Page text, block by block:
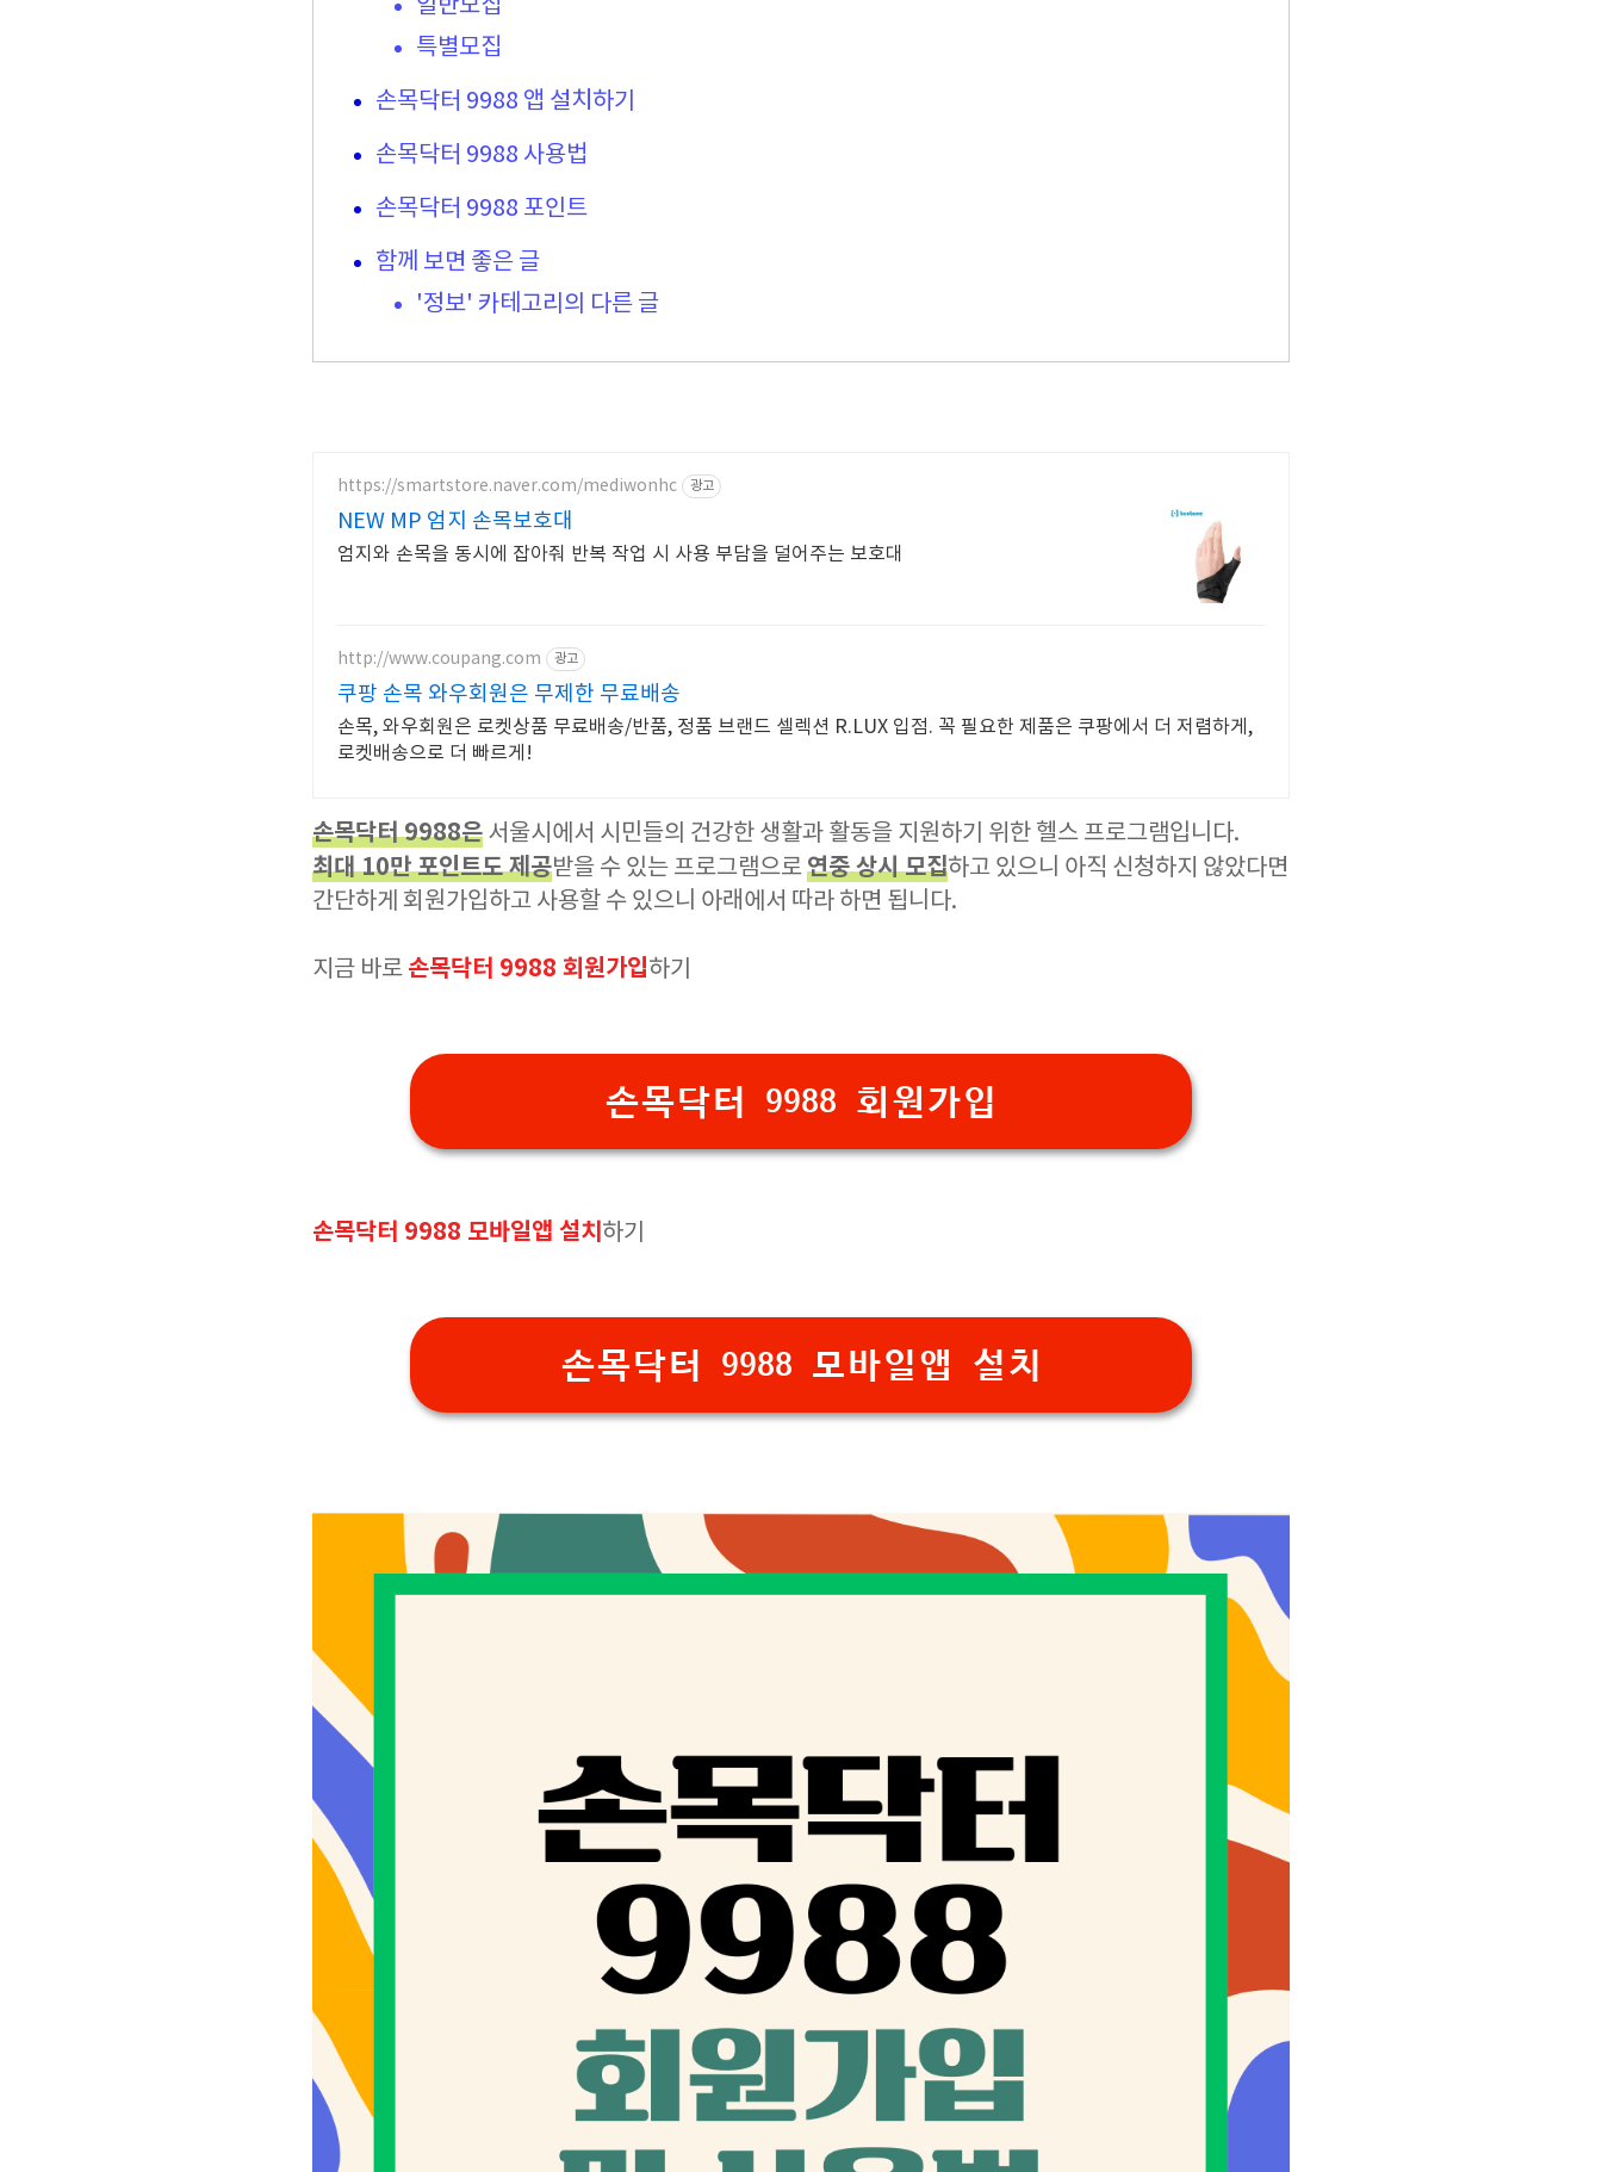
일반모집
특별모집
손목닥터 9988 앱 설치하기
손목닥터 9988 사용법
손목닥터 9988 포인트
함께 보면 좋은 글
'정보' 카테고리의 다른 글
https://smartstore.naver.com/mediwonhc 광고
NEW MP 엄지 손목보호대
엄지와 손목을 동시에 잡아줘 반복 작업 시 사용 부담을 덜어주는 보호대
http://www.coupang.com 광고
쿠팡 손목 와우회원은 무제한 무료배송
손목, 와우회원은 로켓상품 무료배송/반품, 정품 브랜드 셀렉션 R.LUX 입점. 꼭 필요한 제품은 쿠팡에서 더 저렴하게,
로켓배송으로 더 빠르게!
손목닥터 9988은 서울시에서 시민들의 건강한 생활과 활동을 지원하기 위한 헬스 프로그램입니다.
최대 10만 포인트도 제공받을 수 있는 프로그램으로연중 상시 모집하고 있으니 아직 신청하지 않았다면
간단하게 회원가입하고 사용할 수 있으니 아래에서 따라 하면 됩니다.
지금 바로 손목닥터 9988 회원가입하기
손목닥터 9988 회원가입
손목닥터 9988 모바일앱 설치 하기
손목닥터 9988 모바일앱 설치